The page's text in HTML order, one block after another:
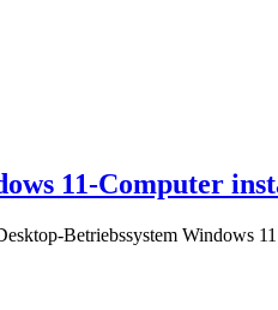
11-Computer
Betriebssystem Windows